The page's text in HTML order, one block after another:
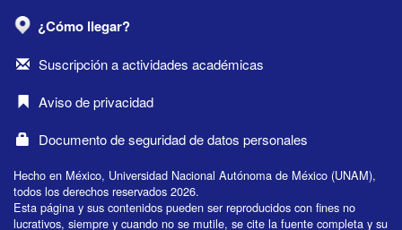
¿Cómo llegar?
Suscripción a actividades académicas
Aviso de privacidad
Documento de seguridad de datos personales
Hecho en México, Universidad Nacional Autónoma de México (UNAM),
todos los derechos reservados 2026.
Esta página y sus contenidos pueden ser reproducidos con fines no
lucrativos, siempre y cuando no se mutile, se cite la fuente completa y su